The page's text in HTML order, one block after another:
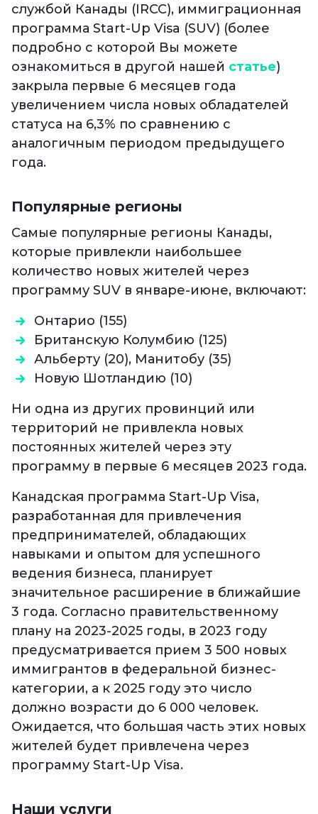
службой Канады (IRCC), иммиграционная
программа Start-Up Visa (SUV) (более
подробно с которой Вы можете
ознакомиться в другой нашей статье)
закрыла первые 6 месяцев года
увеличением числа новых обладателей
статуса на 6,3% по сравнению с
аналогичным периодом предыдущего
года.
Популярные регионы
Самые популярные регионы Канады,
которые привлекли наибольшее
количество новых жителей через
программу SUV в январе-июне, включают:
Онтарио (155)
Британскую Колумбию (125)
Альберту (20), Манитобу (35)
Новую Шотландию (10)
Ни одна из других провинций или
территорий не привлекла новых
постоянных жителей через эту
программу в первые 6 месяцев 2023 года.
Канадская программа Start-Up Visa,
разработанная для привлечения
предпринимателей, обладающих
навыками и опытом для успешного
ведения бизнеса, планирует
значительное расширение в ближайшие
3 года. Согласно правительственному
плану на 2023-2025 годы, в 2023 году
предусматривается прием 3 500 новых
иммигрантов в федеральной бизнес-
категории, а к 2025 году это число
должно возрасти до 6 000 человек.
Ожидается, что большая часть этих новых
жителей будет привлечена через
программу Start-Up Visa.
Наши услуги